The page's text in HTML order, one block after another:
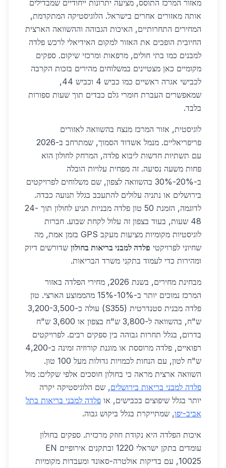
מאזור המרכז התוסס, מציעה יתרונות ייחודיים שמבדילים
אותה מאזורים אחרים בישראל. הלוגיסטיקה המתקדמת,
המחירים התחרותיים, האיכות הגבוהה וההשוואה הארצית
החיובית הופכים את האזור למקום האידיאלי לרכש פלדה
למבנים כמו בתי חולים, מרפאות ומרכזי שיקום. ספקים
מקומיים כאן מצטיינים במשלוחים מהירים בזכות הקרבה
לכבישי אגרה ראשיים כמו כביש 4 וכביש 44,
שמאפשרים העברת חומרי גלם כבדים תוך שעות ספורות
בלבד.
לוגיסטית, אזור המרכז מנצח בהשוואה לאזורים
פריפריאליים. מנמל אשדוד הסמוך, שמתרחב ב-2026
עם תשתיות חדשות ליבוא פלדה, המרחק לחולון הוא
פחות משעה נסיעה. זה מפחית עלויות הובלה
ב-20%-30% בהשוואה לצפון, שם משלוחים לפרויקטים
בירושלים או נתניה עלולים להתעכב בגלל תנועה כבדה.
לדוגמה, הזמנת 50 טון פלדה מבניות תגיע לחולון תוך 24-
48 שעות, בעוד בצפון זה עלול לקחת שבוע. חברות
לוגיסטיות מקומיות מציעות מעקב GPS בזמן אמת, מה
שחיוני לפרויקטי פלדה למבני בריאות בחולון שדורשים דיוק
ומהירות כדי לעמוד בתקני משרד הבריאות.
מבחינת מחירים, בשנת 2026, מחירי הפלדה באזור
המרכז נמוכים יותר ב-10%-15% מהממוצע הארצי. טון
פלדה מבנית סטנדרטית (S355) עולה כ-3,200-3,500
ש"ח, בהשוואה ל-3,800 ש"ח בצפון או 3,600 ש"ח
בדרום, בגלל תחרות גבוהה בין ספקים רבים. לפרויקטים
רפואיים, פלדה מרוססת או מוגנת קורוזיה זמינה ב-4,200
ש"ח לטון, עם הנחות לכמויות גדולות מעל 100 טון.
השוואה ארצית מראה כי בחולון חוסכים אלפי שקלים: מול
פלדה למבני בריאות בירושלים, שם הלוגיסטיקה יקרה
יותר בגלל שיפוצים בכבישים, או פלדה למבני בריאות בתל
אביב-יפו, שמתייקרת בגלל ביקוש גבוה.
איכות הפלדה היא נקודת חוזק מרכזית. ספקים בחולון
עומדים בתקן ישראלי 1220 ובתקנים אירופיים EN
10025, עם בדיקות אולטרה-סאונד ומעבדות מקומיות